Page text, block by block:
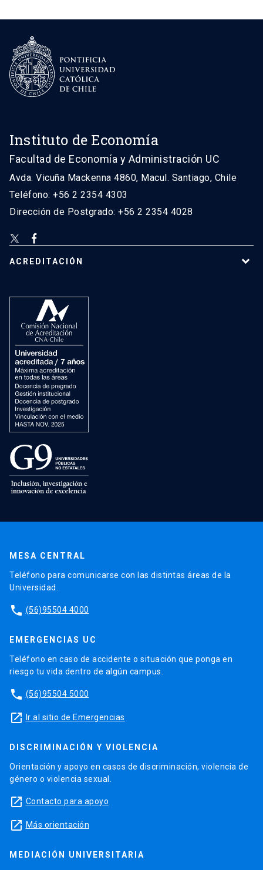
Instituto de Economía
Facultad de Economía y Administración UC
Avda. Vicuña Mackenna 4860, Macul. Santiago, Chile
Teléfono: +56 2 2354 4303
Dirección de Postgrado: +56 2 2354 4028
ACREDITACIÓN
MESA CENTRAL
Teléfono para comunicarse con las distintas áreas de la
Universidad.
phone (56)95504 4000
EMERGENCIAS UC
Teléfono en caso de accidente o situación que ponga en
riesgo tu vida dentro de algún campus.
phone (56)95504 5000
launch Ir al sitio de Emergencias
DISCRIMINACIÓN Y VIOLENCIA
Orientación y apoyo en casos de discriminación, violencia de
género o violencia sexual.
launch Contacto para apoyo
launch Más orientación
MEDIACIÓN UNIVERSITARIA